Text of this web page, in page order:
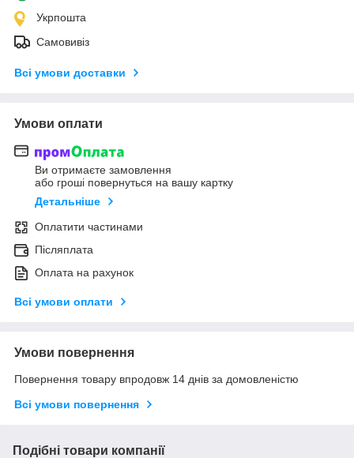
Укрпошта
Самовивіз
Всі умови доставки
Умови оплати
Ви отримаєте замовлення
або гроші повернуться на вашу картку
Детальніше
Оплатити частинами
Післяплата
Оплата на рахунок
Всі умови оплати
Умови повернення
Повернення товару впродовж 14 днів за домовленістю
Всі умови повернення
Подібні товари компанії